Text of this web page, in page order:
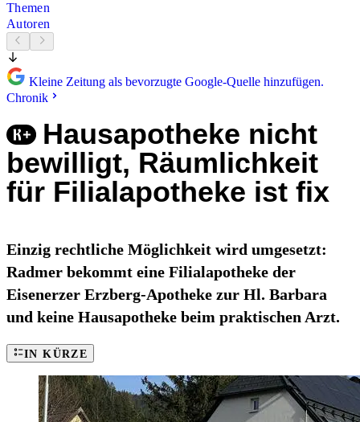
Themen
Autoren
Kleine Zeitung als bevorzugte Google-Quelle hinzufügen.
Chronik
Hausapotheke nicht
bewilligt, Räumlichkeit
für Filialapotheke ist fix
Einzig rechtliche Möglichkeit wird umgesetzt:
Radmer bekommt eine Filialapotheke der
Eisenerzer Erzberg-Apotheke zur Hl. Barbara
und keine Hausapotheke beim praktischen Arzt.
IN KÜRZE